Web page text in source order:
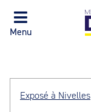
Menu
Exposé à Nivelles